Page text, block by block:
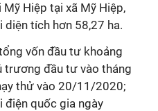
Hiệp tại xã Mỹ Hiệp,
diện tích hơn 58,27 ha.
vốn đầu tư khoảng
trương đầu tư vào tháng
thử vào 20/11/2020;
điện quốc gia ngày